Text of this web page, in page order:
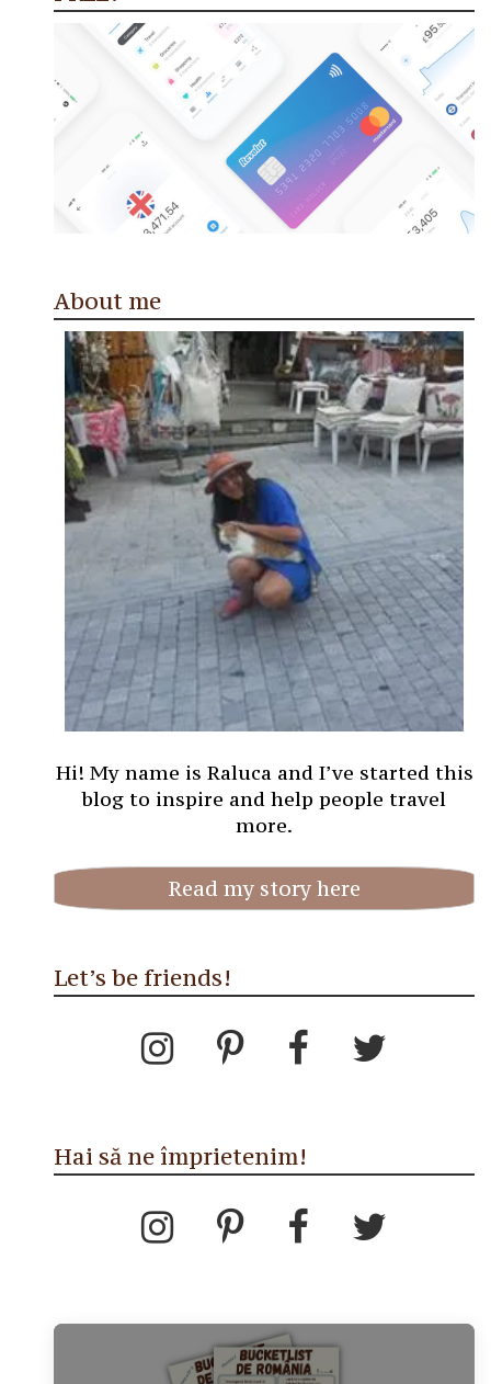
About me
Hi! My name is Raluca and I’ve started this
blog to inspire and help people travel
more.
Read my story here
Let’s be friends!
Hai să ne împrietenim!